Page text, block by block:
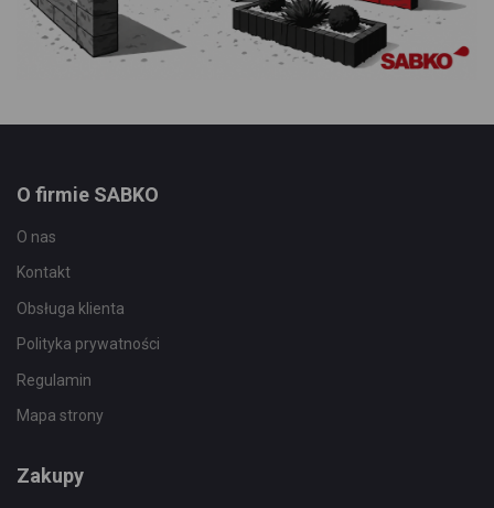
O firmie SABKO
O nas
Kontakt
Obsługa klienta
Polityka prywatności
Regulamin
Mapa strony
Zakupy